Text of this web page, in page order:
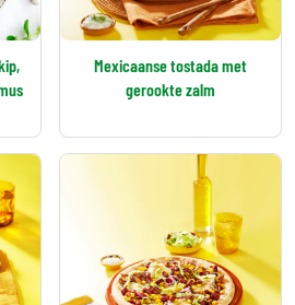
Mexicaanse tostada met
gerookte zalm